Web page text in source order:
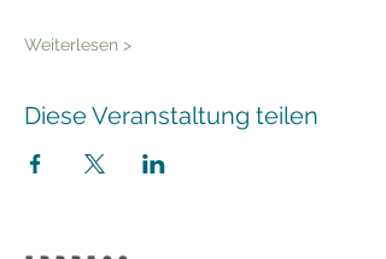
Weiterlesen >
Diese Veranstaltung teilen